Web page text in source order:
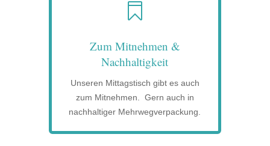

Zum Mitnehmen &
Nachhaltigkeit
Unseren Mittagstisch gibt es auch
zum Mitnehmen. Gern auch in
nachhaltiger Mehrwegverpackung.